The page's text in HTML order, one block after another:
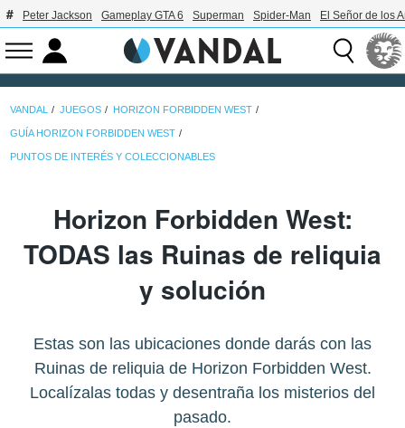
Peter Jackson Gameplay GTA 6 Superman Spider-Man El Señor de los
VANDAL JUEGOS HORIZON FORBIDDEN WEST
GUÍA HORIZON FORBIDDEN WEST
PUNTOS DE INTERÉS Y COLECCIONABLES
Horizon Forbidden West:
TODAS las Ruinas de reliquia
y solución
Estas son las ubicaciones donde darás con las
Ruinas de reliquia de Horizon Forbidden West.
Localízalas todas y desentraña los misterios del
pasado.